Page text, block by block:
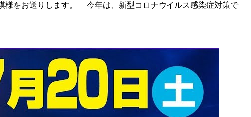
様をお送りします。 今年は、新型コロナウイルス感染症対策で